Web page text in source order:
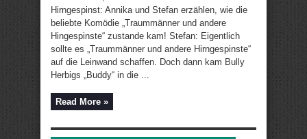
Hirngespinst: Annika und Stefan erzählen, wie die
beliebte Komödie „Traummänner und andere
Hingespinste“ zustande kam! Stefan: Eigentlich
sollte es „Traummänner und andere Hirngespinste“
auf die Leinwand schaffen. Doch dann kam Bully
Herbigs „Buddy“ in die ...
Read More »